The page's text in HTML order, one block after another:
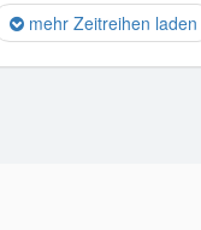
mehr Zeitreihen laden